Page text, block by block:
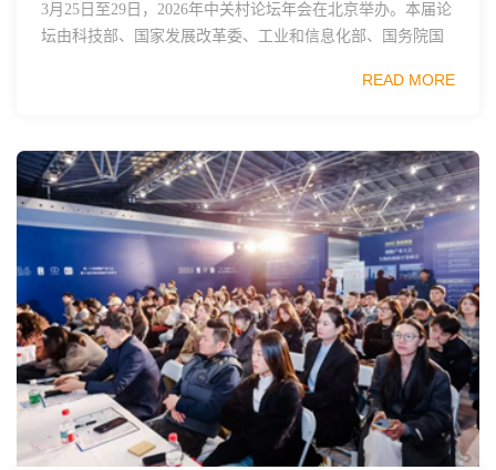
3月25日至29日，2026年中关村论坛年会在北京举办。本届论
坛由科技部、国家发展改革委、工业和信息化部、国务院国
READ MORE